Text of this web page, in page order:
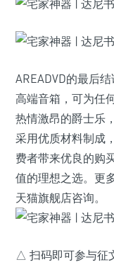
AREADVD的最后
高端音箱，可为任
热情激昂的爵士乐
采用优质材料制成
费者带来优良的购
值的理想之选。更
天猫旗舰店咨询。
△ 扫码即可参与征